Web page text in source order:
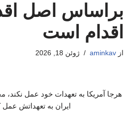
براساس اصل
اقدام است
از aminkav ژوئن 18, 2026
هرجا آمریکا به تعهدات خود عمل
ایران به تعهداتش